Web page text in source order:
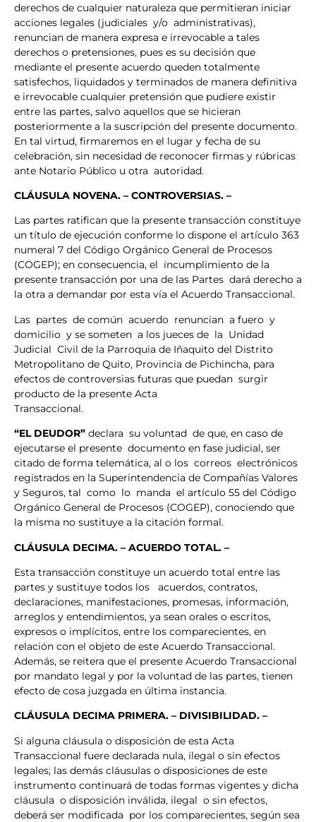
derechos de cualquier naturaleza que permitieran iniciar
acciones legales (judiciales y/o administrativas),
renuncian de manera expresa e irrevocable a tales
derechos o pretensiones, pues es su decisión que
mediante el presente acuerdo queden totalmente
satisfechos, liquidados y terminados de manera definitiva
e irrevocable cualquier pretensión que pudiere existir
entre las partes, salvo aquellos que se hicieran
posteriormente a la suscripción del presente documento.
En tal virtud, firmaremos en el lugar y fecha de su
celebración, sin necesidad de reconocer firmas y rúbricas
ante Notario Público u otra autoridad.
CLÁUSULA NOVENA. – CONTROVERSIAS. –
Las partes ratifican que la presente transacción constituye
un título de ejecución conforme lo dispone el artículo 363
numeral 7 del Código Orgánico General de Procesos
(COGEP); en consecuencia, el incumplimiento de la
presente transacción por una de las Partes dará derecho a
la otra a demandar por esta vía el Acuerdo Transaccional.
Las partes de común acuerdo renuncian a fuero y
domicilio y se someten a los jueces de la Unidad
Judicial Civil de la Parroquia de Iñaquito del Distrito
Metropolitano de Quito, Provincia de Pichincha, para
efectos de controversias futuras que puedan surgir
producto de la presente Acta
“EL DEUDOR” declara su voluntad de que, en caso de
ejecutarse el presente documento en fase judicial, ser
citado de forma telemática, al o los correos electrónicos
registrados en la Superintendencia de Compañías Valores
y Seguros, tal como lo manda el artículo 55 del Código
Orgánico General de Procesos (COGEP), conociendo que
la misma no sustituye a la citación formal.
CLÁUSULA DECIMA. – ACUERDO TOTAL. –
Esta transacción constituye un acuerdo total entre las
partes y sustituye todos los acuerdos, contratos,
declaraciones, manifestaciones, promesas, información,
arreglos y entendimientos, ya sean orales o escritos,
expresos o implícitos, entre los comparecientes, en
relación con el objeto de este Acuerdo Transaccional.
Además, se reitera que el presente Acuerdo Transaccional
por mandato legal y por la voluntad de las partes, tienen
efecto de cosa juzgada en última instancia.
CLÁUSULA DECIMA PRIMERA. – DIVISIBILIDAD. –
Si alguna cláusula o disposición de esta Acta
Transaccional fuere declarada nula, ilegal o sin efectos
legales; las demás cláusulas o disposiciones de este
instrumento continuará de todas formas vigentes y dicha
cláusula o disposición inválida, ilegal o sin efectos,
deberá ser modificada por los comparecientes, según sea